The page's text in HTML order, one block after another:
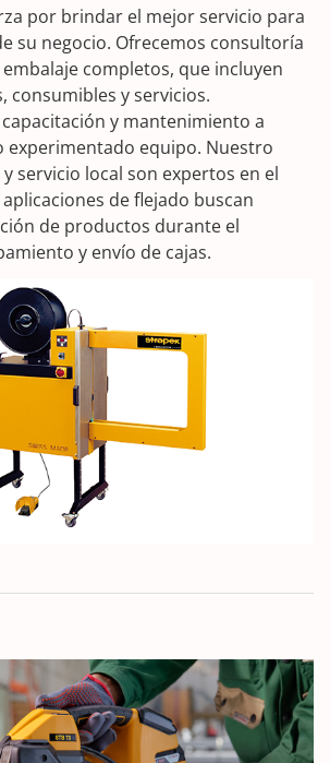
por brindar el mejor servicio para
su negocio. Ofrecemos consultoría
completos, que incluyen
consumibles y servicios.
y mantenimiento a
experimentado equipo. Nuestro
servicio local son expertos en el
de flejado buscan
de productos durante el
y envío de cajas.